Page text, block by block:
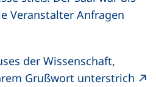
Veranstalter Anfragen
der Wissenschaft,
Grußwort unterstrich